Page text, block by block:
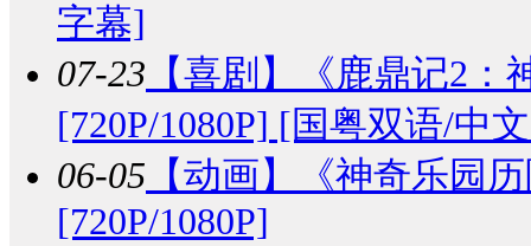
字幕]
07-23 【喜剧】
《鹿鼎记2
[720P/1080P] [国粤双语/中
06-05 【动画】
《神奇乐园
[720P/1080P]